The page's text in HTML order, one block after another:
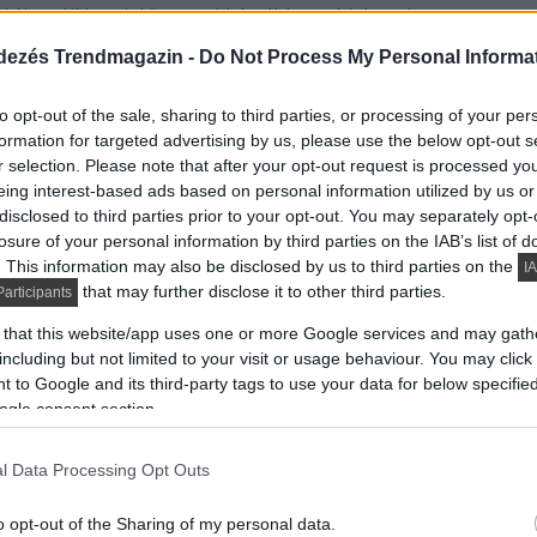
Trendmagazin - Do Not Process My Personal
opt-out of the sale, sharing to third parties, or processing of your
for targeted advertising by us, please use the below opt-out
selection. Please note that after your opt-out request is processed
interest-based ads based on personal information utilized by us
to third parties prior to your opt-out. You may separately
of your personal information by third parties on the IAB’s list of
This information may also be disclosed by us to third parties on the
that may further disclose it to other third parties.
that this website/app uses one or more Google services and may
but not limited to your visit or usage behaviour. You may
to Google and its third-party tags to use your data for below
consent section.
Data Processing Opt Outs
opt-out of the Sharing of my personal data.
” kezdetű, az azt jelenti, hogy biztonságos
Trustpilot).
mindig van elérhetősége: telefonszám, e-
Mindig nézd meg, hogy a webshop milyen garanciát
visszaküldeni azokat.
adatait
ismerd a kiválasztott termék méreteit, anyagát és